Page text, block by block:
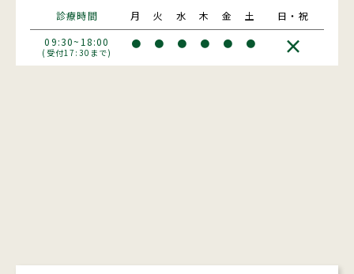
診療時間 月 火 水 木 金 土
日・祝
09:30~18:00
(受付17:30まで)
● ● ● ● ● ● ×